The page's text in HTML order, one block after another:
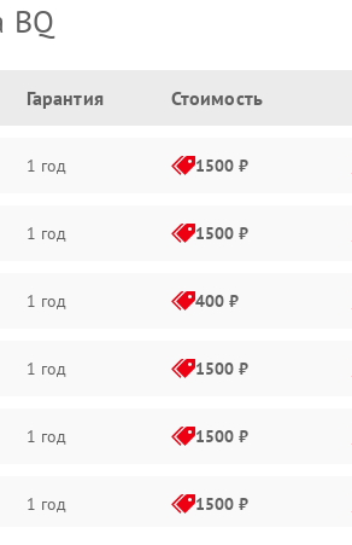
BQ
Гарантия Стоимость
1 год 1500 ₽
1 год 1500 ₽
1 год 400 ₽
1 год 1500 ₽
1 год 1500 ₽
1 год 1500 ₽